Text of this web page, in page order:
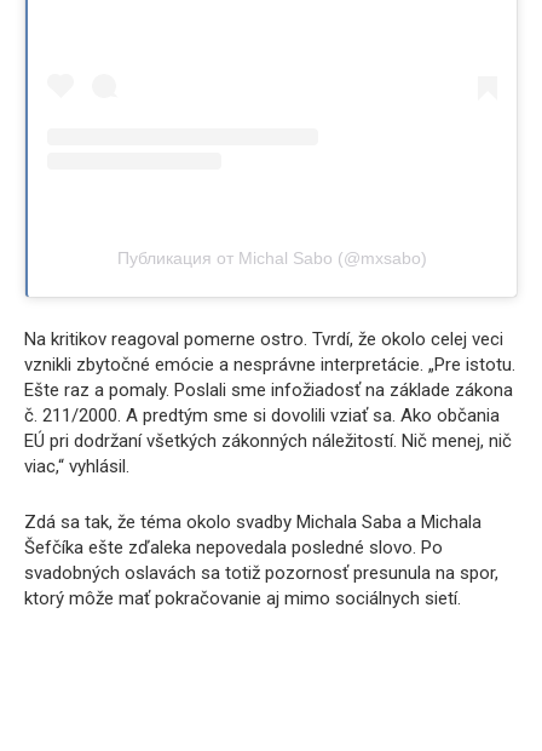
Публикация от Michal Sabo (@mxsabo)
Na kritikov reagoval pomerne ostro. Tvrdí, že okolo celej veci
vznikli zbytočné emócie a nesprávne interpretácie. „Pre istotu.
Ešte raz a pomaly. Poslali sme infožiadosť na základe zákona
č. 211/2000. A predtým sme si dovolili vziať sa. Ako občania
EÚ pri dodržaní všetkých zákonných náležitostí. Nič menej, nič
viac,“ vyhlásil.
Zdá sa tak, že téma okolo svadby Michala Saba a Michala
Šefčíka ešte zďaleka nepovedala posledné slovo. Po
svadobných oslavách sa totiž pozornosť presunula na spor,
ktorý môže mať pokračovanie aj mimo sociálnych sietí.